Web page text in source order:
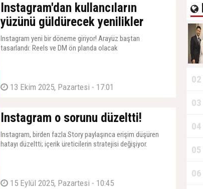
Instagram'dan kullancıların
yüzünü güldürecek yenilikler
Instagram yeni bir döneme giriyor! Arayüz baştan
tasarlandı: Reels ve DM ön planda olacak
13 Ekim 2025, Pazartesi - 17:01
Instagram o sorunu düzeltti!
Instagram, birden fazla Story paylaşınca erişim düşüren
hatayı düzeltti; içerik üreticilerin stratejisi değişiyor.
15 Eylül 2025, Pazartesi - 10:45
02
03
04
05
06